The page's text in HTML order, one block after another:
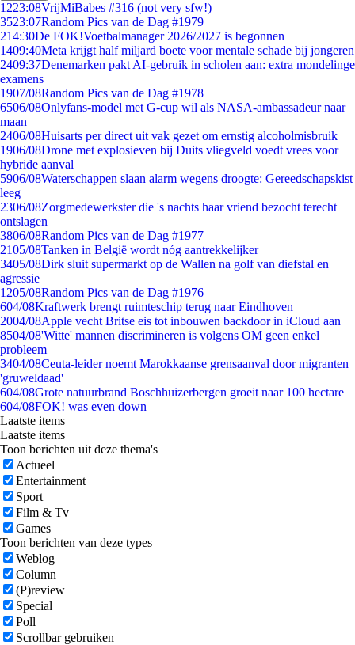
1223:08VrijMiBabes #316 (not very sfw!)
3523:07Random Pics van de Dag #1979
214:30De FOK!Voetbalmanager 2026/2027 is begonnen
1409:40Meta krijgt half miljard boete voor mentale schade bij jongeren
2409:37Denemarken pakt AI-gebruik in scholen aan: extra mondelinge
examens
1907/08Random Pics van de Dag #1978
6506/08Onlyfans-model met G-cup wil als NASA-ambassadeur naar
maan
2406/08Huisarts per direct uit vak gezet om ernstig alcoholmisbruik
1906/08Drone met explosieven bij Duits vliegveld voedt vrees voor
hybride aanval
5906/08Waterschappen slaan alarm wegens droogte: Gereedschapskist
leeg
2306/08Zorgmedewerkster die 's nachts haar vriend bezocht terecht
ontslagen
3806/08Random Pics van de Dag #1977
2105/08Tanken in België wordt nóg aantrekkelijker
3405/08Dirk sluit supermarkt op de Wallen na golf van diefstal en
agressie
1205/08Random Pics van de Dag #1976
604/08Kraftwerk brengt ruimteschip terug naar Eindhoven
2004/08Apple vecht Britse eis tot inbouwen backdoor in iCloud aan
8504/08'Witte' mannen discrimineren is volgens OM geen enkel
probleem
3404/08Ceuta-leider noemt Marokkaanse grensaanval door migranten
'gruweldaad'
604/08Grote natuurbrand Boschhuizerbergen groeit naar 100 hectare
604/08FOK! was even down
Laatste items
Laatste items
Toon berichten uit deze thema's
Actueel
Entertainment
Sport
Film & Tv
Games
Toon berichten van deze types
Weblog
Column
(P)review
Special
Poll
Scrollbar gebruiken